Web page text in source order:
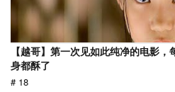
【越哥】第一次见如此纯净的电影
身都酥了
# 18